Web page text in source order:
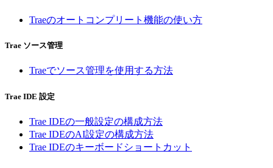
Traeのオートコンプリート機能の使い方
Trae ソース管理
Traeでソース管理を使用する方法
Trae IDE 設定
Trae IDEの一般設定の構成方法
Trae IDEのAI設定の構成方法
Trae IDEのキーボードショートカット